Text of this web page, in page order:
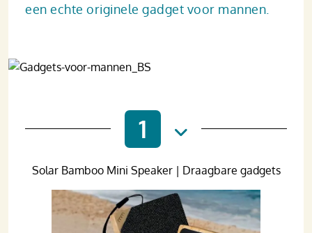
een echte originele gadget voor mannen.
1
Solar Bamboo Mini Speaker | Draagbare gadgets